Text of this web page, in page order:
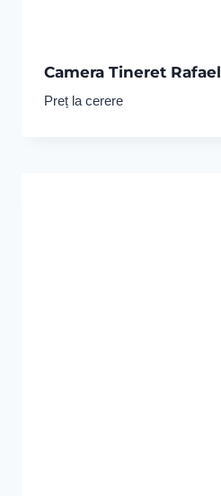
Camera Tineret Rafael
Preț la cerere